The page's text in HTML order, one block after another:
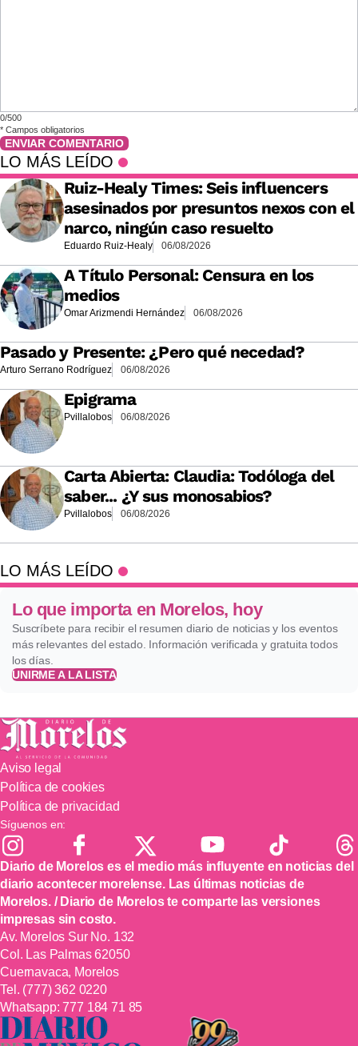
0/500
* Campos obligatorios
ENVIAR COMENTARIO
LO MÁS LEÍDO
Ruiz-Healy Times: Seis influencers
asesinados por presuntos nexos con el
narco, ningún caso resuelto
Eduardo Ruiz-Healy 06/08/2026
A Título Personal: Censura en los
medios
Omar Arizmendi Hernández 06/08/2026
Pasado y Presente: ¿Pero qué necedad?
Arturo Serrano Rodríguez 06/08/2026
Epigrama
Pvillalobos 06/08/2026
Carta Abierta: Claudia: Todóloga del
saber... ¿Y sus monosabios?
Pvillalobos 06/08/2026
LO MÁS LEÍDO
Lo que importa en Morelos, hoy
Suscríbete para recibir el resumen diario de noticias y los eventos
más relevantes del estado. Información verificada y gratuita todos
los días.
UNIRME A LA LISTA
Aviso legal
Política de cookies
Política de privacidad
Síguenos en:
Diario de Morelos es el medio más influyente en noticias del
diario acontecer morelense. Las últimas noticias de
Morelos. / Diario de Morelos te comparte las versiones
impresas sin costo.
Av. Morelos Sur No. 132
Col. Las Palmas 62050
Cuernavaca, Morelos
Tel. (777) 362 0220
Whatsapp: 777 184 71 85